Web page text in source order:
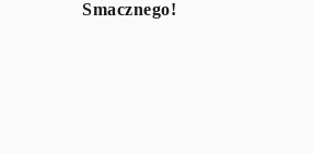
Smacznego!